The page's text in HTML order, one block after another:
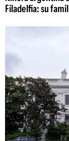
Filadelfia: su